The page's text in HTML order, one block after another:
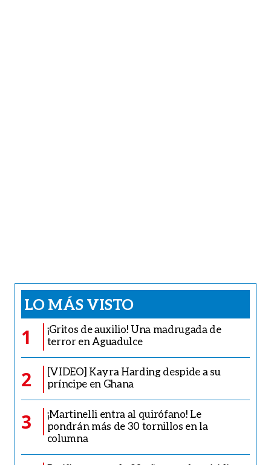
LO MÁS VISTO
1
¡Gritos de auxilio! Una madrugada de
terror en Aguadulce
2
[VIDEO] Kayra Harding despide a su
príncipe en Ghana
3
¡Martinelli entra al quirófano! Le
pondrán más de 30 tornillos en la
columna